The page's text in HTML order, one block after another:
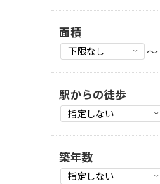
面積
～
駅からの徒歩
築年数